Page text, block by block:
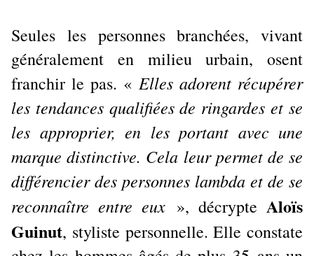
Seules les personnes branchées, vivant
généralement en milieu urbain, osent
franchir le pas. «Elles adorent récupérer
les tendances qualifiées de ringardes et se
les approprier, en les portant avec une
marque distinctive. Cela leur permet de se
différencier des personnes lambda et de se
reconnaître entre eux », décrypteAloïs
Guinut, styliste personnelle. Elle constate